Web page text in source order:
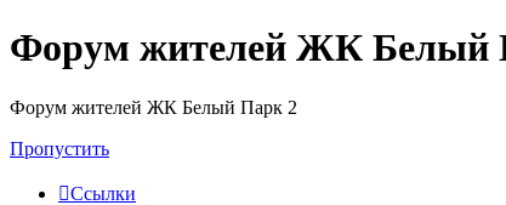
Форум жителей ЖК Белый
Форум жителей ЖК Белый Парк 2
Пропустить
Ссылки